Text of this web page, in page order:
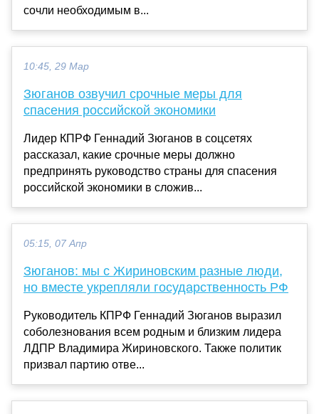
сочли необходимым в...
10:45, 29 Мар
Зюганов озвучил срочные меры для
спасения российской экономики
Лидер КПРФ Геннадий Зюганов в соцсетях
рассказал, какие срочные меры должно
предпринять руководство страны для спасения
российской экономики в сложив...
05:15, 07 Апр
Зюганов: мы с Жириновским разные люди,
но вместе укрепляли государственность РФ
Руководитель КПРФ Геннадий Зюганов выразил
соболезнования всем родным и близким лидера
ЛДПР Владимира Жириновского. Также политик
призвал партию отве...